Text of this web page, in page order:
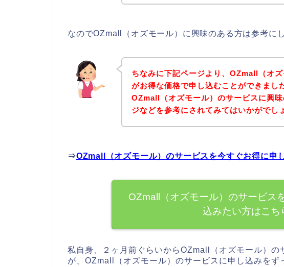
なのでOZmall（オズモール）に興味のある方は参考に
ちなみに下記ページより、OZmall（オ
がお得な価格で申し込むことができまし
OZmall（オズモール）のサービスに興
ジなどを参考にされてみてはいかがでし
⇒OZmall（オズモール）のサービスを今すぐお得に申
OZmall（オズモール）のサービス
込みたい方はこち
私自身、２ヶ月前ぐらいからOZmall（オズモール）の
が、OZmall（オズモール）のサービスに申し込みをず